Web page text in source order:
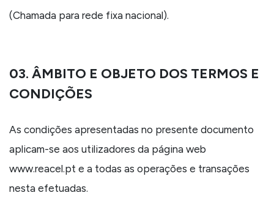
(Chamada para rede fixa nacional).
03. ÂMBITO E OBJETO DOS TERMOS E
CONDIÇÕES
As condições apresentadas no presente documento
aplicam-se aos utilizadores da página web
www.reacel.pt e a todas as operações e transações
nesta efetuadas.